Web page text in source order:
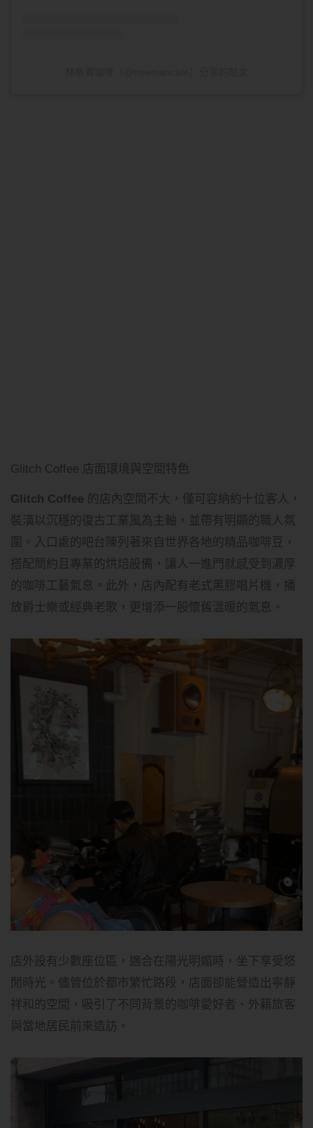
Glitch Coffee 店面環境與空間特色
Glitch Coffee 的店內空間不大，僅可容納約十位客人，
裝潢以沉穩的復古工業風為主軸，並帶有明顯的職人氛
圍。入口處的吧台陳列著來自世界各地的精品咖啡豆，
搭配簡約且專業的烘焙設備，讓人一進門就感受到濃厚
的咖啡工藝氣息。此外，店內配有老式黑膠唱片機，播
放爵士樂或經典老歌，更增添一股懷舊溫暖的氣息。
店外設有少數座位區，適合在陽光明媚時，坐下享受悠
閒時光。儘管位於都市繁忙路段，店面卻能營造出寧靜
祥和的空間，吸引了不同背景的咖啡愛好者、外籍旅客
與當地居民前來造訪。